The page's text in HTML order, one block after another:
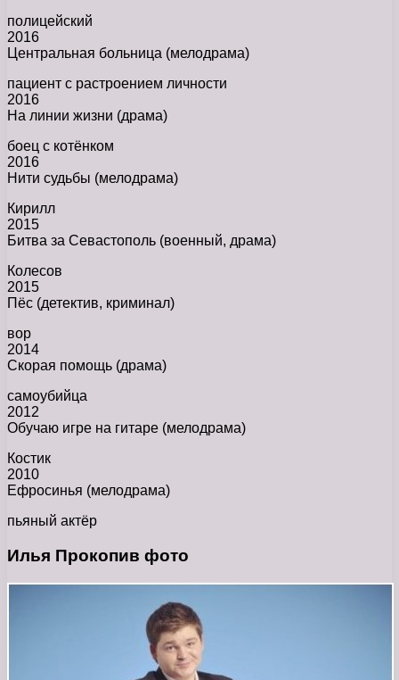
полицейский
2016
Центральная больница (мелодрама)
пациент с растроением личности
2016
На линии жизни (драма)
боец с котёнком
2016
Нити судьбы (мелодрама)
Кирилл
2015
Битва за Севастополь (военный, драма)
Колесов
2015
Пёс (детектив, криминал)
вор
2014
Скорая помощь (драма)
самоубийца
2012
Обучаю игре на гитаре (мелодрама)
Костик
2010
Ефросинья (мелодрама)
пьяный актёр
Илья Прокопив фото